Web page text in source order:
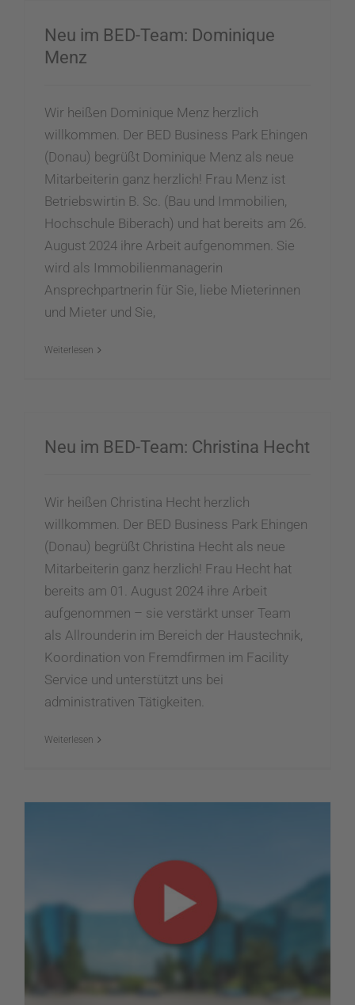
Neu im BED-Team: Dominique
Menz
Wir heißen Dominique Menz herzlich
willkommen. Der BED Business Park Ehingen
(Donau) begrüßt Dominique Menz als neue
Mitarbeiterin ganz herzlich! Frau Menz ist
Betriebswirtin B. Sc. (Bau und Immobilien,
Hochschule Biberach) und hat bereits am 26.
August 2024 ihre Arbeit aufgenommen. Sie
wird als Immobilienmanagerin
Ansprechpartnerin für Sie, liebe Mieterinnen
und Mieter und Sie,
Weiterlesen
Neu im BED-Team: Christina Hecht
Wir heißen Christina Hecht herzlich
willkommen. Der BED Business Park Ehingen
(Donau) begrüßt Christina Hecht als neue
Mitarbeiterin ganz herzlich! Frau Hecht hat
bereits am 01. August 2024 ihre Arbeit
aufgenommen – sie verstärkt unser Team
als Allrounderin im Bereich der Haustechnik,
Koordination von Fremdfirmen im Facility
Service und unterstützt uns bei
administrativen Tätigkeiten.
Weiterlesen